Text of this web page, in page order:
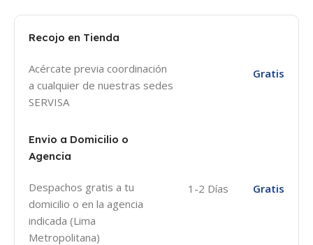
Recojo en Tienda
Acércate previa coordinación
a cualquier de nuestras sedes
SERVISA
Gratis
Envio a Domicilio o
Agencia
Despachos gratis a tu
domicilio o en la agencia
indicada (Lima
Metropolitana)
1-2 Días Gratis